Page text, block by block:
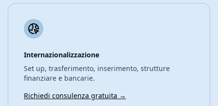
Internazionalizzazione
Set up, trasferimento, inserimento, strutture
finanziare e bancarie.
Richiedi consulenza gratuita →